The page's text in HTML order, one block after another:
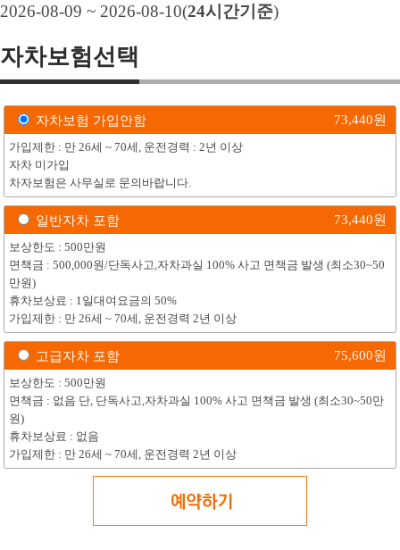
2026-08-09 ~ 2026-08-10(24시간기준)
자차보험선택
자차보험 가입안함 73,440원
가입제한 : 만 26세 ~ 70세, 운전경력 : 2년 이상
자차 미가입
차자보험은 사무실로 문의바랍니다.
일반자차 포함 73,440원
보상한도 : 500만원
면책금 : 500,000원/단독사고,자차과실 100% 사고 면책금 발생 (최소30~50
만원)
휴차보상료 : 1일대여요금의 50%
가입제한 : 만 26세 ~ 70세, 운전경력 2년 이상
고급자차 포함 75,600원
보상한도 : 500만원
면책금 : 없음 단, 단독사고,자차과실 100% 사고 면책금 발생 (최소30~50만
원)
휴차보상료 : 없음
가입제한 : 만 26세 ~ 70세, 운전경력 2년 이상